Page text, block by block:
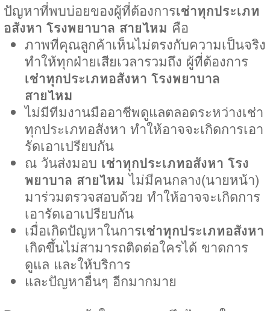
ปัญหาที่พบบ่อยของผู้ที่ต้องการเช่าทุกประเภท
อสังหา โรงพยาบาล สายไหม คือ
ภาพที่คุณลูกค้าเห็นไม่ตรงกับความเป็นจริง
ทำให้ทุกฝ่ายเสียเวลารวมถึง ผู้ที่ต้องการ
เช่าทุกประเภทอสังหา โรงพยาบาล
สายไหม
ไม่มีทีมงานมืออาชีพดูแลตลอดระหว่างเช่า
ทุกประเภทอสังหา ทำให้อาจจะเกิดการเอา
รัดเอาเปรียบกัน
ณ วันส่งมอบ เช่าทุกประเภทอสังหา โรง
พยาบาล สายไหม ไม่มีคนกลาง(นายหน้า)
มาร่วมตรวจสอบด้วย ทำให้อาจจะเกิดการ
เอารัดเอาเปรียบกัน
เมื่อเกิดปัญหาในการเช่าทุกประเภทอสังหา
เกิดขึ้นไม่สามารถติดต่อใครได้ ขาดการ
ดูแล และให้บริการ
และปัญหาอื่นๆ อีกมากมาย